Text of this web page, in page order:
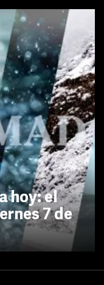
hoy: el
7 de